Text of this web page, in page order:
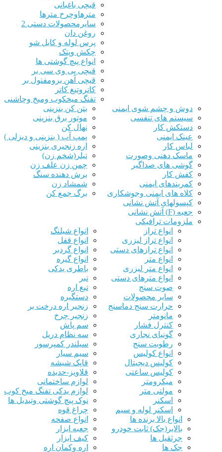
قیچی باغبانی
مترهاوچرخ مترها
سایرمحصولات دستی 2
روغن دان
پرس لوله و کابل شو
چکش وپتک
انواع پیچ گوشتی ها
قیچی پی وی سی بر
قیچی آهن برومفتول بر
کاتروتیغ کاتر
تفنگ میخکوب ومیخ وچاشنی
بتن کن بنزینی
موتور برق بنزینی
نهال کن
پمپ آب ( بنزینی و دیزلی )
اره زنجیری بنزینی
تیلر(شخم زن)
چمن زن علف زن
برش دهنده سنگ
شمشاد زن
برگ جمع کن
دوش و چشم شوی ایمنی
سیستم های تنفسی
دستکش کار
عینک ایمنی
لباس کار
ماسک دهنی وصورت
گوشی های صداگیر
کفش کار
کمربندهای ایمنی
کلاه های ایمنی وجوشکاری
کپسولهای آتش نشانی
جعبه (F) آتش نشانی
ملزومات ترافیکی
انواع شیلنگ
انواع قفل
انواع گردبر
انواع گیره
باطری یدکی
تیغ اره
دستگیره
زنجیر اره درخت بر
زنجیر چرخ
سم پاش
سه نظام دریل
سیلندر کمپرسور
سیم سیار
قاپک شیشه
قلاویز-حدیده
لوازم ساختمانی
لوازم یدکی تفنگ میخ کوب
نوک پیچ گوشتی وتبدیل ها
چراغ قوه
انواع صفحه
جعبه ابزار
کیف ابزار
اره وکمان اره
انواع تراز
انواع تراز لیزری
انواع ترازهای دستی
انواع متر
انواع متر لیزری
انواع مترهای دستی
صوت سنج
سایر محصولات
حرارت سنج دماسنج
مانومتر
کنترل فشار
گونیای نجاری
رطوبت سنج
انواع کولیس
کولیس دیجیتال
کولیس ساعتی
میکرومتر
مولتی متر
اسکنر
اسکنر لوله و سیم
انواع بالا برنده ها
بالابر(جک) ثابت خودرو
جرثقیل ها
جک ها